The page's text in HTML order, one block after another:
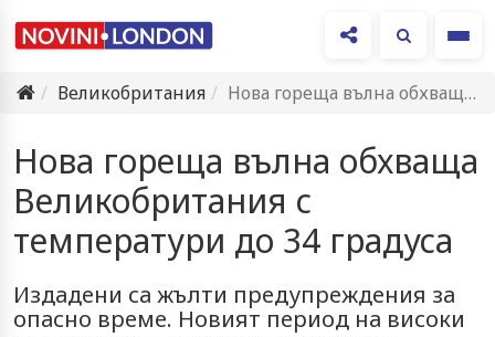
Великобритания
Нова гореща вълна обхваща Великобритания с температури до 34 градуса
Нова гореща вълна обхваща
Великобритания с
температури до 34 градуса
Издадени са жълти предупреждения за
опасно време. Новият период на високи